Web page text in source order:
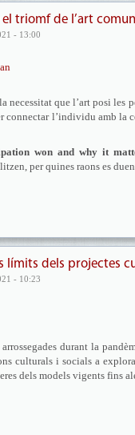
el triomf de l’art
- 13:00
necessitat que l’art posi les
connectar l’individu amb la
won and why it
per quines raons es
límits dels projectes
- 10:23
durant la
culturals i socials a
dels models vigents fins